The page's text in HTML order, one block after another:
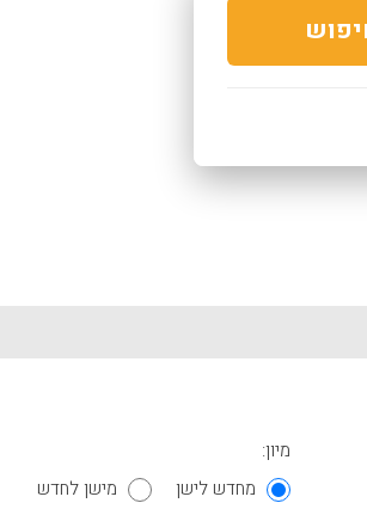
מיון:
מחדש לישן
מישן לחדש